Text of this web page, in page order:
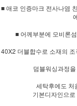
■ 애코 인증마크 전사나염
■ 어께부분에 모비론
40X2 더블합수로 소재의
덤블워싱과정
세탁후에도 처
기본디자인으